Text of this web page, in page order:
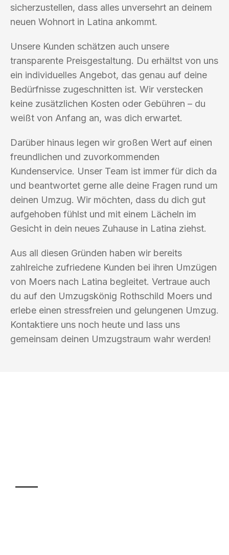
sicherzustellen, dass alles unversehrt an deinem
neuen Wohnort in Latina ankommt.
Unsere Kunden schätzen auch unsere
transparente Preisgestaltung. Du erhältst von uns
ein individuelles Angebot, das genau auf deine
Bedürfnisse zugeschnitten ist. Wir verstecken
keine zusätzlichen Kosten oder Gebühren – du
weißt von Anfang an, was dich erwartet.
Darüber hinaus legen wir großen Wert auf einen
freundlichen und zuvorkommenden
Kundenservice. Unser Team ist immer für dich da
und beantwortet gerne alle deine Fragen rund um
deinen Umzug. Wir möchten, dass du dich gut
aufgehoben fühlst und mit einem Lächeln im
Gesicht in dein neues Zuhause in Latina ziehst.
Aus all diesen Gründen haben wir bereits
zahlreiche zufriedene Kunden bei ihren Umzügen
von Moers nach Latina begleitet. Vertraue auch
du auf den Umzugskönig Rothschild Moers und
erlebe einen stressfreien und gelungenen Umzug.
Kontaktiere uns noch heute und lass uns
gemeinsam deinen Umzugstraum wahr werden!